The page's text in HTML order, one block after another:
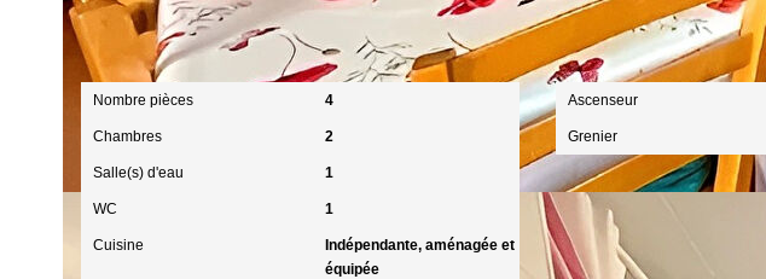
Intérieur
Nombre pièces 4
Chambres 2
Salle(s) d'eau 1
WC 1
Cuisine
Indépendante, aménagée et
équipée
Autres
Ascenseur
Grenier